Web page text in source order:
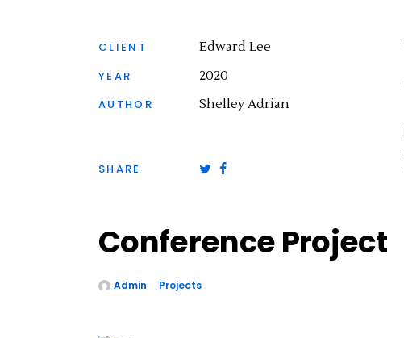
CLIENT Edward Lee
YEAR 2020
AUTHOR Shelley Adrian
SHARE
Conference Project
Admin Projects